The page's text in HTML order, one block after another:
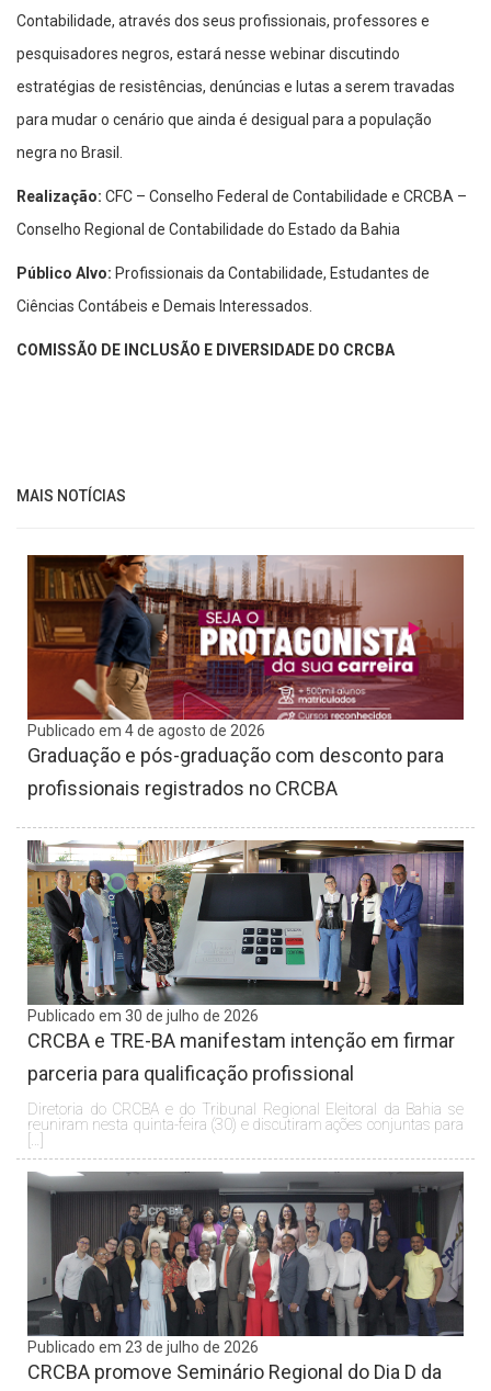
Contabilidade, através dos seus profissionais, professores e
pesquisadores negros, estará nesse webinar discutindo
estratégias de resistências, denúncias e lutas a serem travadas
para mudar o cenário que ainda é desigual para a população
negra no Brasil.
Realização: CFC – Conselho Federal de Contabilidade e CRCBA –
Conselho Regional de Contabilidade do Estado da Bahia
Público Alvo: Profissionais da Contabilidade, Estudantes de
Ciências Contábeis e Demais Interessados.
COMISSÃO DE INCLUSÃO E DIVERSIDADE DO CRCBA
MAIS NOTÍCIAS
Publicado em 4 de agosto de 2026
Graduação e pós-graduação com desconto para
profissionais registrados no CRCBA
Publicado em 30 de julho de 2026
CRCBA e TRE-BA manifestam intenção em firmar
parceria para qualificação profissional
Diretoria do CRCBA e do Tribunal Regional Eleitoral da Bahia se
reuniram nesta quinta-feira (30) e discutiram ações conjuntas para
Publicado em 23 de julho de 2026
CRCBA promove Seminário Regional do Dia D da